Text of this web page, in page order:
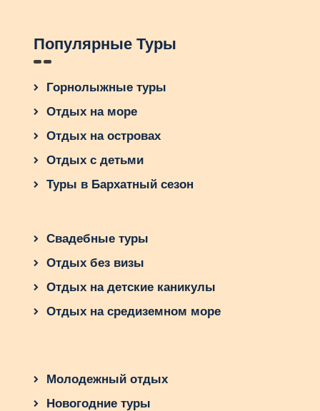
Популярные Туры
Горнолыжные туры
Отдых на море
Отдых на островах
Отдых с детьми
Туры в Бархатный сезон
Свадебные туры
Отдых без визы
Отдых на детские каникулы
Отдых на средиземном море
Молодежный отдых
Новогодние туры